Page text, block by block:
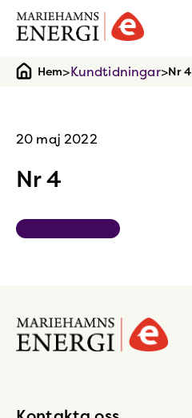
Gå
till
Hem>Kundtidningar>Nr 4
20 maj 2022
Nr 4
Gå
till
startsidan